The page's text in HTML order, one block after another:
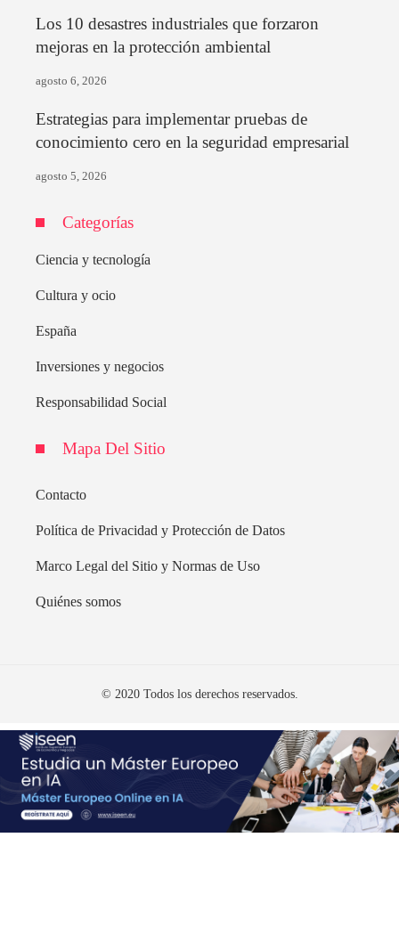
Los 10 desastres industriales que forzaron
mejoras en la protección ambiental
agosto 6, 2026
Estrategias para implementar pruebas de
conocimiento cero en la seguridad empresarial
agosto 5, 2026
Categorías
Ciencia y tecnología
Cultura y ocio
España
Inversiones y negocios
Responsabilidad Social
Mapa Del Sitio
Contacto
Política de Privacidad y Protección de Datos
Marco Legal del Sitio y Normas de Uso
Quiénes somos
© 2020 Todos los derechos reservados.